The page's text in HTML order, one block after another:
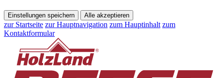
Einstellungen speichern Alle akzeptieren
zur Startseite zur Hauptnavigation zum Hauptinhalt zum
Kontaktformular